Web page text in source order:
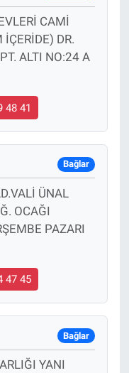
CAMİ
DR.
ALTI NO:24 A
48 41
Bağlar
ÜNAL
OCAĞI
PAZARI
47 45
Bağlar
YANI